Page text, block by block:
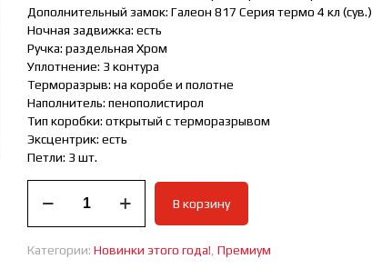
Дополнительный замок: Галеон 817 Серия термо 4 кл (сув.)
Ночная задвижка: есть
Ручка: раздельная Хром
Уплотнение: 3 контура
Терморазрыв: на коробе и полотне
Наполнитель: пенополистирол
Тип коробки: открытый c терморазрывом
Эксцентрик: есть
Петли: 3 шт.
товара
Дверь
премиум
В корзину
Категории:Новинки этого года! ,Премиум